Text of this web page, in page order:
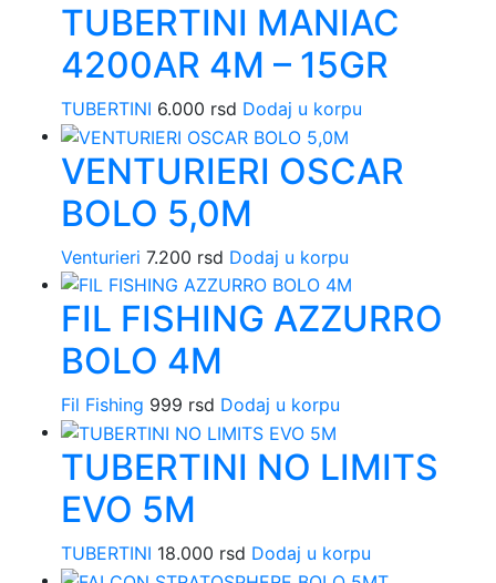
TUBERTINI MANIAC
4200AR 4M – 15GR
TUBERTINI 6.000 rsd Dodaj u korpu
VENTURIERI OSCAR
BOLO 5,0M
Venturieri 7.200 rsd Dodaj u korpu
FIL FISHING AZZURRO
BOLO 4M
Fil Fishing 999 rsd Dodaj u korpu
TUBERTINI NO LIMITS
EVO 5M
TUBERTINI 18.000 rsd Dodaj u korpu